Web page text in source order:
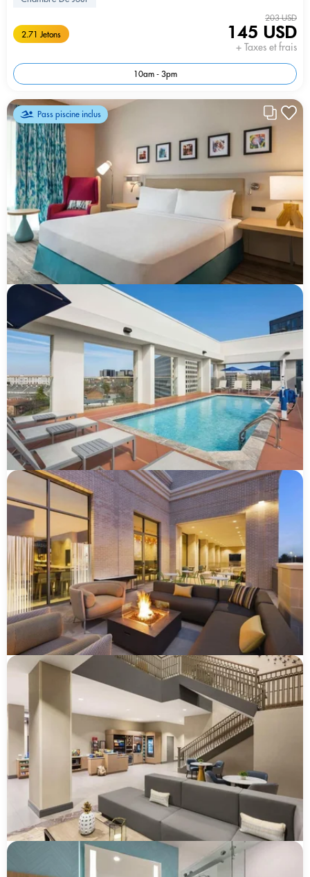
2.71 Jetons
203 USD
145 USD
+ Taxes et frais
10am - 3pm
Pass piscine inclus